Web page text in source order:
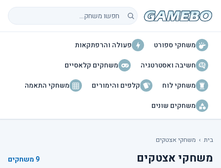
חיפוש משחקים
משחקי ספורט
פעולה והרפתקאות
חשיבה ואסטרטגיה
משחקים קלאסיים
משחקי לוח
קלפים והימורים
משחקי התאמה
משחקים שונים
בית › משחקי אצטקים
משחקי אצטקים
9 משחקים